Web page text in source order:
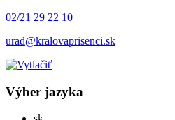
02/21 29 22 10
urad@kralovaprisenci.sk
Výber jazyka